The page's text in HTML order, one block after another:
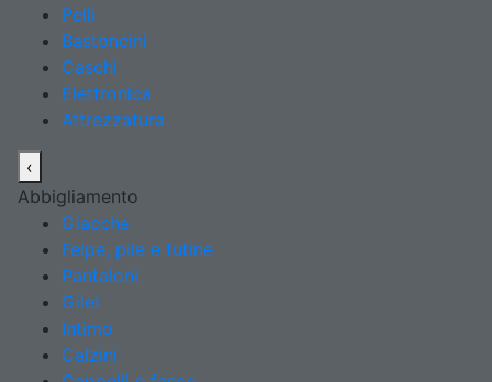
Pelli
Bastoncini
Caschi
Elettronica
Attrezzatura
‹
Abbigliamento
Giacche
Felpe, pile e tutine
Pantaloni
Gilet
Intimo
Calzini